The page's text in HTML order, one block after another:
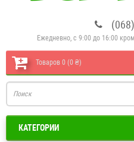
Ежедневно, с 9:00 до 16:00
Товаров 0 (0 ₴)
КАТЕГОРИИ